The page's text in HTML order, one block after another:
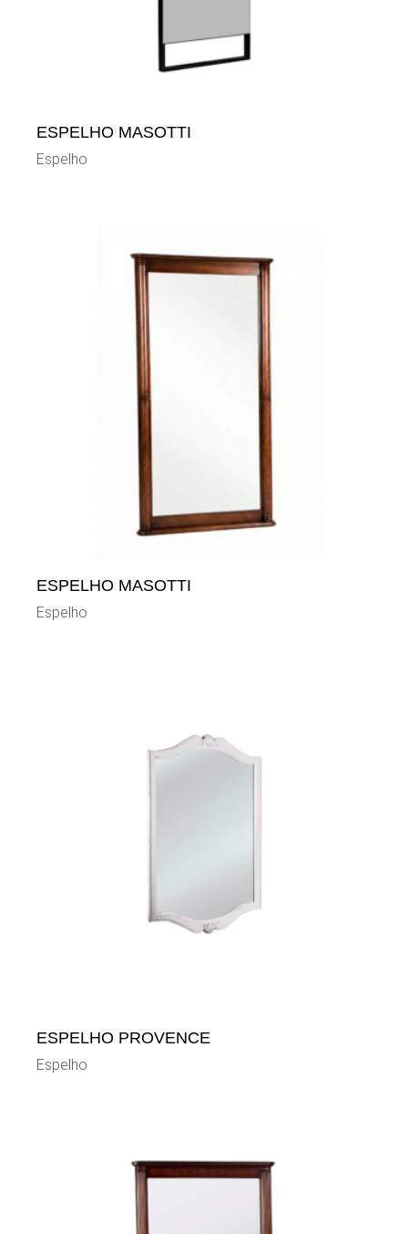
ESPELHO MASOTTI
Espelho
ESPELHO MASOTTI
Espelho
ESPELHO PROVENCE
Espelho